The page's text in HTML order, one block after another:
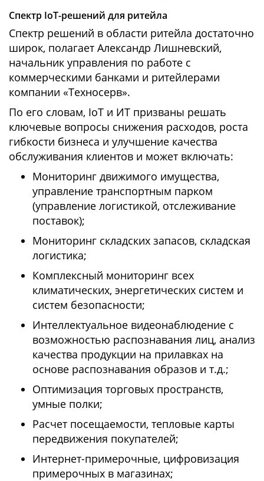
Спектр IoT-решений для ритейла
Спектр решений в области ритейла достаточно
широк, полагает Александр Лишневский,
начальник управления по работе с
коммерческими банками и ритейлерами
компании «Техносерв».
По его словам, IoT и ИТ призваны решать
ключевые вопросы снижения расходов, роста
гибкости бизнеса и улучшение качества
обслуживания клиентов и может включать:
Мониторинг движимого имущества,
управление транспортным парком
(управление логистикой, отслеживание
поставок);
Мониторинг складских запасов, складская
логистика;
Комплексный мониторинг всех
климатических, энергетических систем и
систем безопасности;
Интеллектуальное видеонаблюдение с
возможностью распознавания лиц, анализ
качества продукции на прилавках на
основе распознавания образов и т.д.;
Оптимизация торговых пространств,
умные полки;
Расчет посещаемости, тепловые карты
передвижения покупателей;
Интернет-примерочные, цифровизация
примерочных в магазинах;